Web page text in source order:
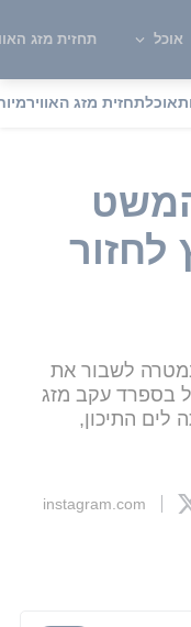
אוכל תחזית מזג
אוכלתחזית מזג האוויר
לחזור
לשבור את
בספרד עקב מזג
לים התיכון,
instagram.com